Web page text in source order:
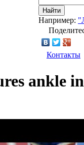
Найти
Например:
Контакты
ankle